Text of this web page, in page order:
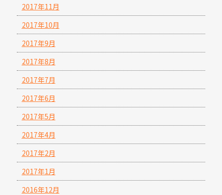
2017年11月
2017年10月
2017年9月
2017年8月
2017年7月
2017年6月
2017年5月
2017年4月
2017年2月
2017年1月
2016年12月